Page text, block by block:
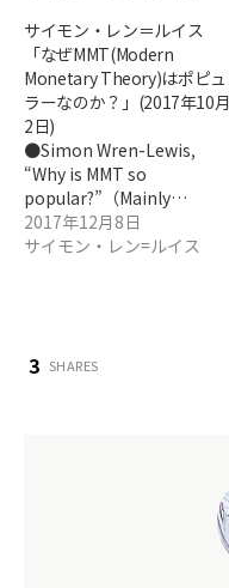
サイモン・レン＝ルイス
「なぜMMT(Modern
Monetary Theory)はポピュ
ラーなのか？」(2017年10月
2日)
●Simon Wren-Lewis,
“Why is MMT so
popular?”（Mainly…
2017年12月8日
サイモン・レン=ルイス
3 SHARES